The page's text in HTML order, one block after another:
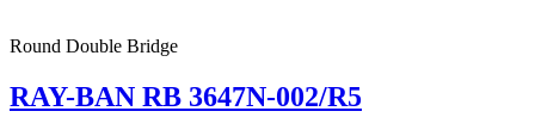
Round Double Bridge
RAY-BAN RB 3647N-002/R5